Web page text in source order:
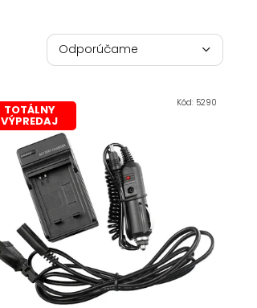
R
d
n
i
e
p
r
o
d
u
k
t
o
v
Odporúčame
Najpredávanejšie
Abecedne
TOTÁLNY
VÝPREDAJ
Kód: 5290